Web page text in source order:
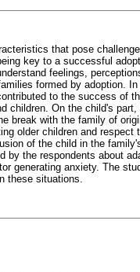
that pose
key to a successful
feelings,
formed by adoption.
to the success of
children. On the child's
break with the family of
older children and
of the child in the
by the respondents about
generating anxiety. The
these situations.